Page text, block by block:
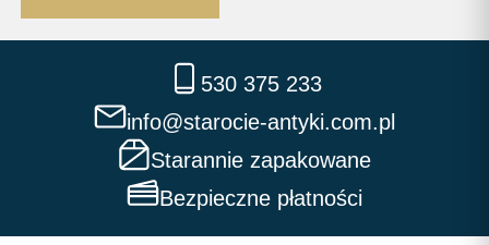
530 375 233
info@starocie-antyki.com.pl
Starannie zapakowane
Bezpieczne płatności